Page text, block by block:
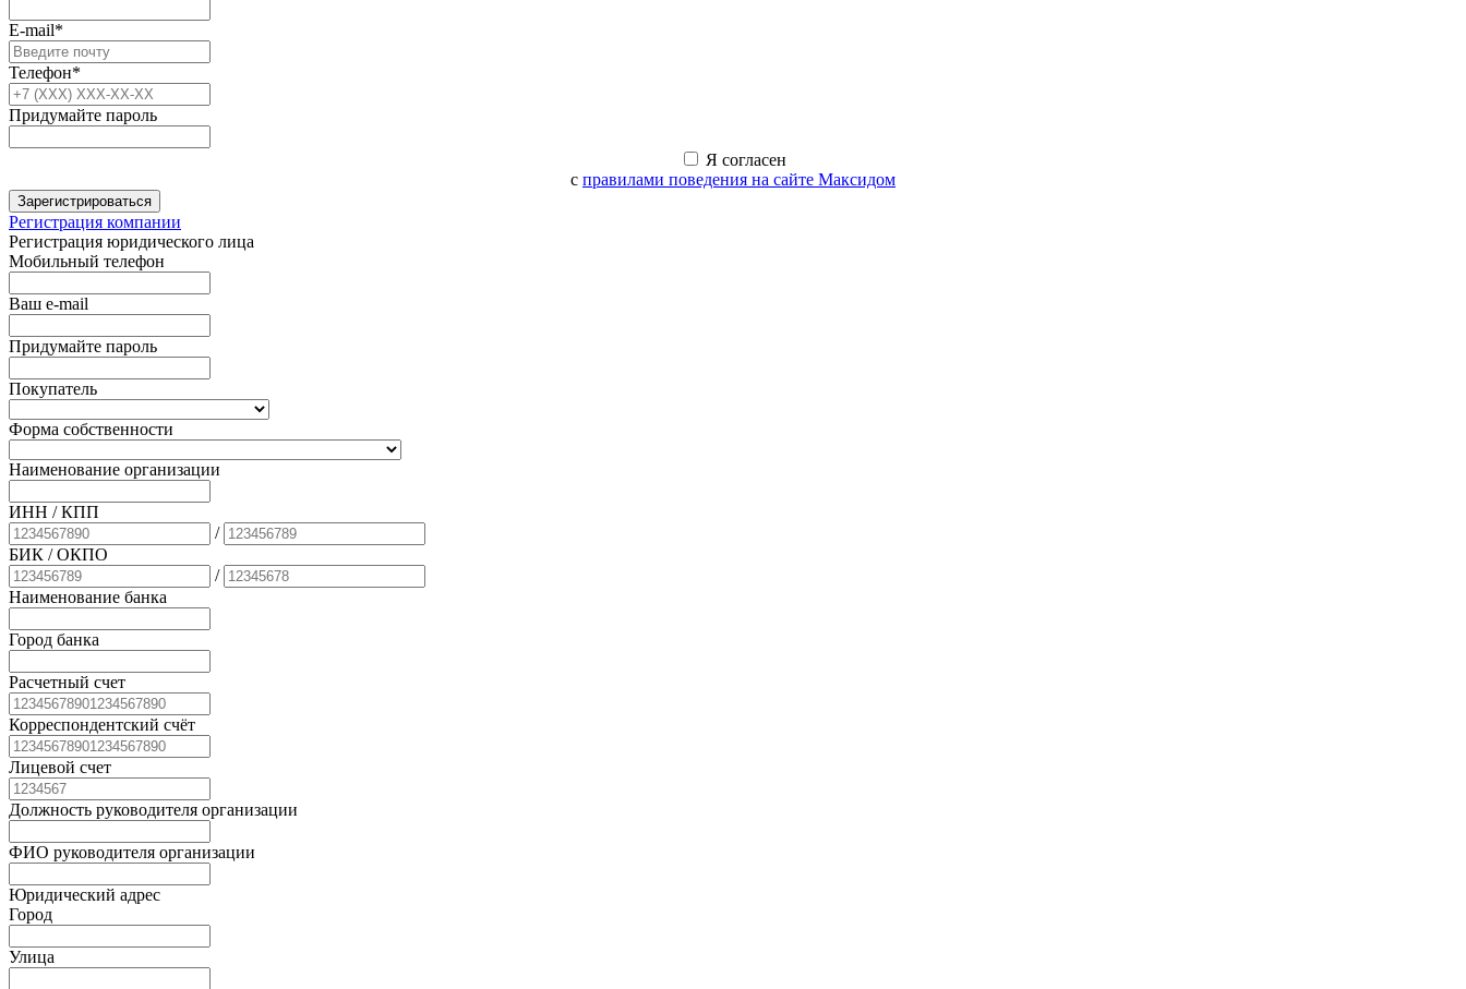
E-mail*
Телефон*
Придумайте пароль
Я согласен
с правилами поведения на сайте Максидом
Зарегистрироваться
Регистрация компании
Регистрация юридического лица
Мобильный телефон
Ваш e-mail
Придумайте пароль
Покупатель
Форма собственности
Наименование организации
ИНН / КПП
/
БИК / ОКПО
/
Наименование банка
Город банка
Расчетный счет
Корреспондентский счёт
Лицевой счет
Должность руководителя организации
ФИО руководителя организации
Юридический адрес
Город
Улица